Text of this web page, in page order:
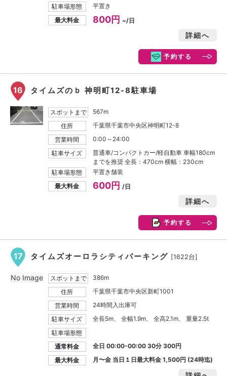
駐車場形態
平置き
最大料金
800円 ~/日
詳細へ
予約する
16 タイムズのｂ 神明町12-8駐車場
スポットまで
567m
住所
千葉県千葉市中央区神明町12-8
営業時間
0:00～24:00
駐車サイズ
普通車/コンパクトカー/軽自動車 車幅180cm
までを推奨 全長：470cm 横幅：230cm
駐車場形態
平置き舗装
最大料金
600円 /日
詳細へ
予約する
17 タイムズオーロラシティパーキング [1622台]
スポットまで
386m
住所
千葉県千葉市中央区新町1001
営業時間
24時間入出庫可
駐車サイズ
全長5m、 全幅1.9m、 全高2.1m、 重量2.5t
駐車場形態
通常料金
全日 00:00-00:00 30分 300円
最大料金
月〜金 当日１日最大料金1,500円 (24時迄)
No Image